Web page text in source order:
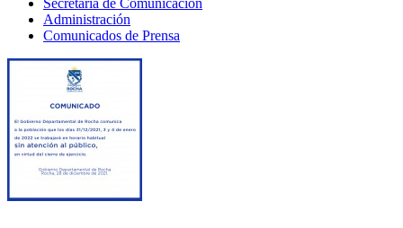
Administración
Comunicados de Prensa